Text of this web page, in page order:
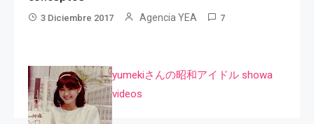
3 Diciembre 2017 Agencia YEA 7
yumekiさんの昭和アイドル showa
videos